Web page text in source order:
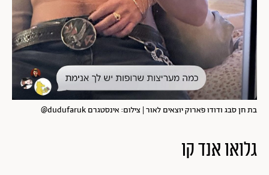
בת חן סבג ודודו פארוק יוצאים לאור | צילום: אינסטגרם dudufaruk@
גלואו אנד קו